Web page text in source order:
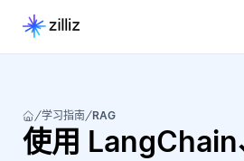
学习指南 RAG
使用 LangChain